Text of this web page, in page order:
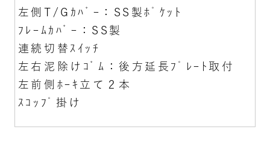
左側T/Gｶﾊﾞｰ：SS製ﾎﾟｹｯﾄ
ﾌﾚｰﾑｶﾊﾞｰ：SS製
連続切替ｽｲｯﾁ
左右泥除けｺﾞﾑ：後方延長ﾌﾟﾚｰﾄ取付
左前側ﾎｰｷ立て２本
ｽｺｯﾌﾟ掛け